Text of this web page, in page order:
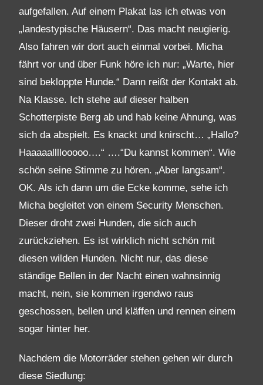
aufgefallen. Auf einem Plakat las ich etwas von
„landestypische Häusern“. Das macht neugierig.
Also fahren wir dort auch einmal vorbei. Micha
fährt vor und über Funk höre ich nur: „Warte, hier
sind bekloppte Hunde.“ Dann reißt der Kontakt ab.
Na Klasse. Ich stehe auf dieser halben
Schotterpiste Berg ab und hab keine Ahnung, was
sich da abspielt. Es knackt und knirscht… „Hallo?
Haaaaallllooooo….“ ….“Du kannst kommen“. Wie
schön seine Stimme zu hören. „Aber langsam“.
OK. Als ich dann um die Ecke komme, sehe ich
Micha begleitet von einem Security Menschen.
Dieser droht zwei Hunden, die sich auch
zurückziehen. Es ist wirklich nicht schön mit
diesen wilden Hunden. Nicht nur, das diese
ständige Bellen in der Nacht einen wahnsinnig
macht, nein, sie kommen irgendwo raus
geschossen, bellen und kläffen und rennen einem
sogar hinter her.
Nachdem die Motorräder stehen gehen wir durch
diese Siedlung: